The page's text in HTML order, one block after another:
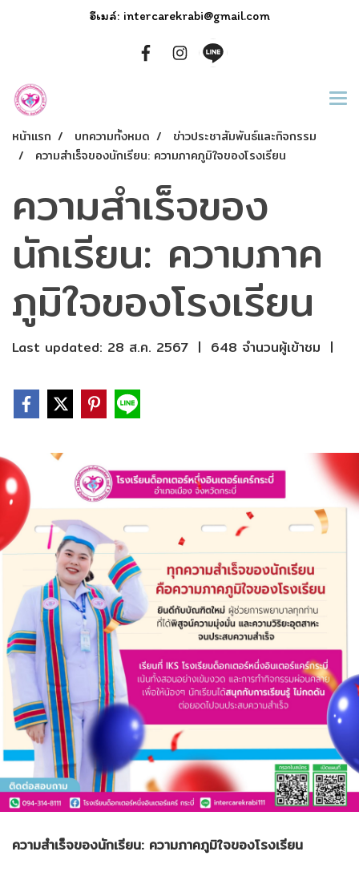
อีเมล์: intercarekrabi@gmail.com
หน้าแรก บทความทั้งหมด
ข่าวประชาสัมพันธ์และกิจกรรม
ความสำเร็จของนักเรียน: ความภาคภูมิใจของโรงเรียน
ความสำเร็จของ
นักเรียน: ความภาค
ภูมิใจของโรงเรียน
Last updated: 28 ส.ค. 2567 | 648 จำนวนผู้เข้าชม |
ความสำเร็จของนักเรียน: ความภาคภูมิใจของโรงเรียน